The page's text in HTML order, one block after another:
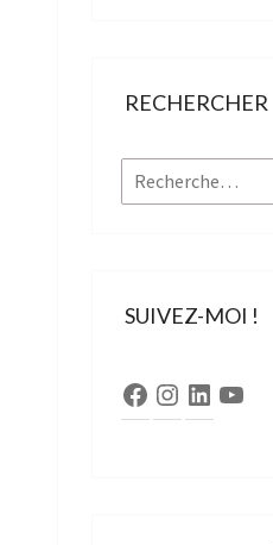
RECHERCHER
Rechercher :
SUIVEZ-MOI !
Facebook
Instagram
LinkedInYouTube